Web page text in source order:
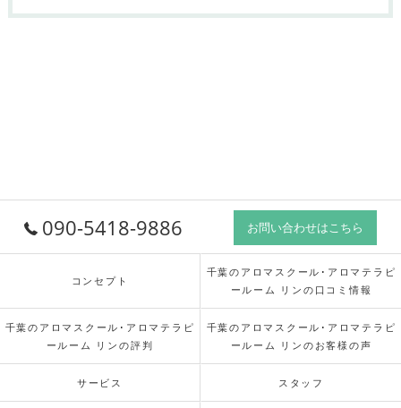
090-5418-9886 お問い合わせはこちら
コンセプト
千葉のアロマスクール･アロマテラピ
ールーム リンの口コミ情報
千葉のアロマスクール･アロマテラピ
ールーム リンの評判
千葉のアロマスクール･アロマテラピ
ールーム リンのお客様の声
サービス スタッフ